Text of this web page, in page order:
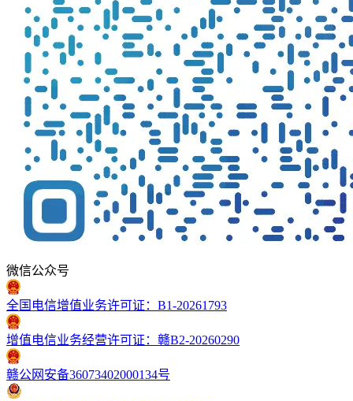
微信公众号
全国电信增值业务许可证：B1-20261793
增值电信业务经营许可证：赣B2-20260290
赣公网安备36073402000134号